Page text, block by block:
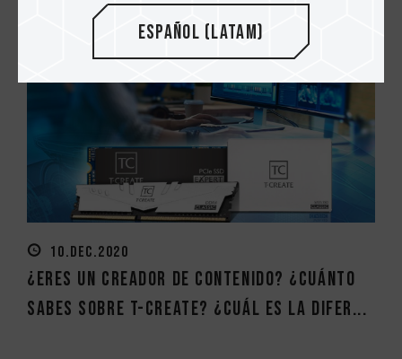
10.DEC.2020
¿Eres un creador de contenido? ¿Cuánto
sabes sobre T-CREATE? ¿Cuál es la difer...
Español (Latam)